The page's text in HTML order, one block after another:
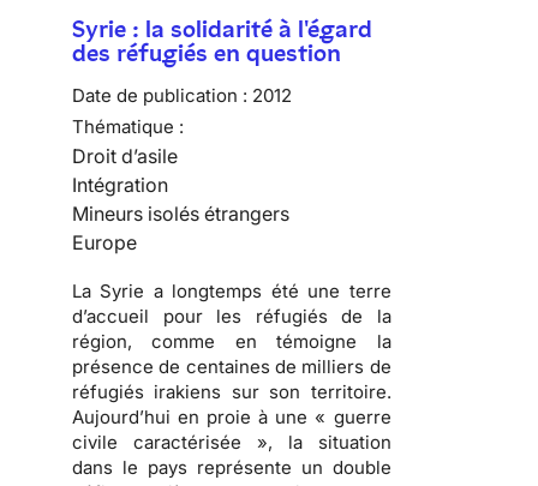
Syrie : la solidarité à l'égard
des réfugiés en question
Date de publication : 2012
Thématique :
Droit d’asile
Intégration
Mineurs isolés étrangers
Europe
La Syrie a longtemps été une terre
d’accueil pour les réfugiés de la
région, comme en témoigne la
présence de centaines de milliers de
réfugiés irakiens sur son territoire.
Aujourd’hui en proie à une « guerre
civile caractérisée », la situation
dans le pays représente un double